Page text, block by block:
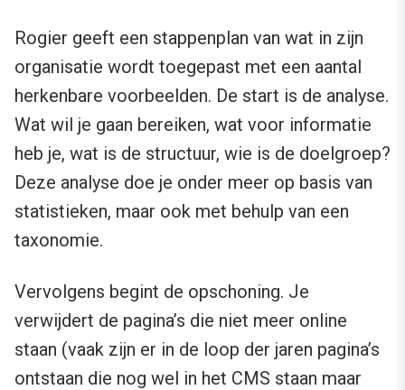
Rogier geeft een stappenplan van wat in zijn
organisatie wordt toegepast met een aantal
herkenbare voorbeelden. De start is de analyse.
Wat wil je gaan bereiken, wat voor informatie
heb je, wat is de structuur, wie is de doelgroep?
Deze analyse doe je onder meer op basis van
statistieken, maar ook met behulp van een
taxonomie.
Vervolgens begint de opschoning. Je
verwijdert de pagina’s die niet meer online
staan (vaak zijn er in de loop der jaren pagina’s
ontstaan die nog wel in het CMS staan maar